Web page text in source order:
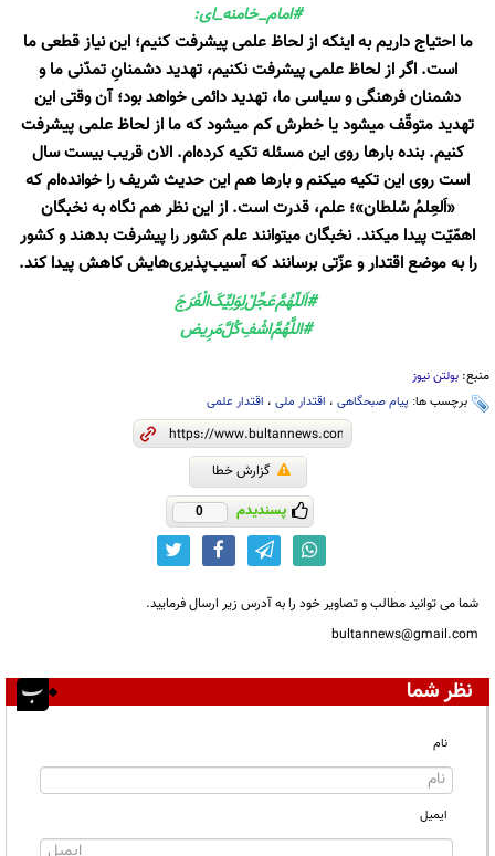
#امام_خامنه_ای:
ما احتیاج داریم به اینکه از لحاظ علمی پیشرفت کنیم؛ این نیاز قطعی ما
است. اگر از لحاظ علمی پیشرفت نکنیم، تهدید دشمنانِ تمدّنی ما و
دشمنان فرهنگی و سیاسی ما، تهدید دائمی خواهد بود؛ آن وقتی این
تهدید متوقّف میشود یا خطرش کم میشود که ما از لحاظ علمی پیشرفت
کنیم. بنده بارها روی این مسئله تکیه کرده‌ام. الان قریب بیست سال
است روی این تکیه میکنم و بارها هم این حدیث شریف را خوانده‌ام که
«اَلعِلمُ سُلطان»؛ علم، قدرت است. از این نظر هم نگاه به نخبگان
اهمّیّت پیدا میکند. نخبگان میتوانند علم کشور را پیشرفت بدهند و کشور
را به موضع اقتدار و عزّتی برسانند که آسیب‌پذیری‌هایش کاهش پیدا کند.
#اَللّهُمَّ‌عَجِّلْ‌لِوَلِيِّکَ‌الْفَرَجَ
#اللَّهُمَّ‌اشْفِ‌کُلَّ‌مَرِیض
منبع: بولتن نیوز
برچسب ها: پیام صبحگاهی ، اقتدار ملی ، اقتدار علمی
گزارش خطا
پسندیدم 0
شما می توانید مطالب و تصاویر خود را به آدرس زیر ارسال فرمایید.
bultannews@gmail.com
نظر شما
نام
ایمیل